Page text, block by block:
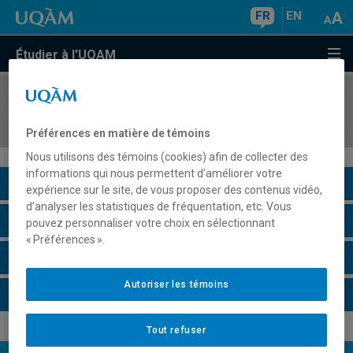
FR EN
Étudier à l'UQAM
COURS//
Description du cours
Horaire - Été 2026
Préférences en matière de témoins
Nous utilisons des témoins (cookies) afin de collecter des
informations qui nous permettent d’améliorer votre
expérience sur le site, de vous proposer des contenus vidéo,
d’analyser les statistiques de fréquentation, etc. Vous
pouvez personnaliser votre choix en sélectionnant
« Préférences ».
Tout refuser
Autoriser les témoins